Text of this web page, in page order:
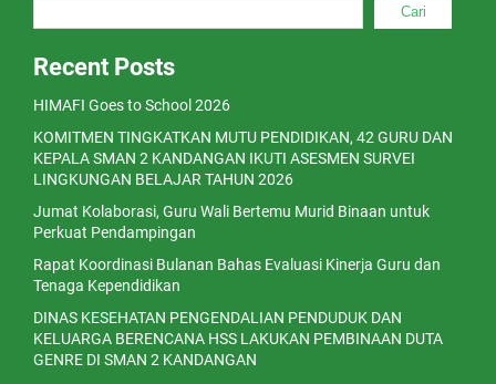
Cari
Recent Posts
HIMAFI Goes to School 2026
KOMITMEN TINGKATKAN MUTU PENDIDIKAN, 42 GURU DAN
KEPALA SMAN 2 KANDANGAN IKUTI ASESMEN SURVEI
LINGKUNGAN BELAJAR TAHUN 2026
Jumat Kolaborasi, Guru Wali Bertemu Murid Binaan untuk
Perkuat Pendampingan
Rapat Koordinasi Bulanan Bahas Evaluasi Kinerja Guru dan
Tenaga Kependidikan
DINAS KESEHATAN PENGENDALIAN PENDUDUK DAN
KELUARGA BERENCANA HSS LAKUKAN PEMBINAAN DUTA
GENRE DI SMAN 2 KANDANGAN